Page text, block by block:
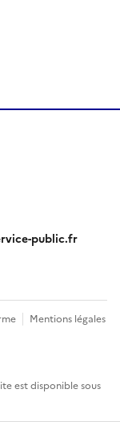
public.fr
Mentions légales
est disponible sous